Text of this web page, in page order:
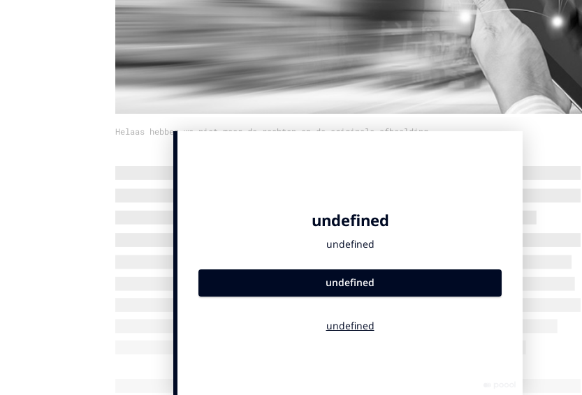
Helaas hebben we niet meer de rechten op de originele afbeelding